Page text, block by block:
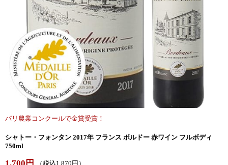
パリ農業コンクールで金賞受賞！
シャトー・フォンタン 2017年 フランス ボルドー 赤ワイン フルボディ
750ml
（税込1,870円）